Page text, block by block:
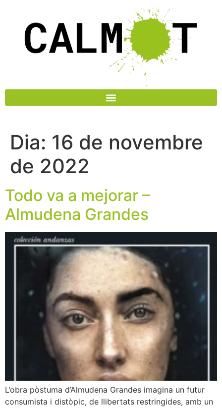
Dia: 16 de novembre
de 2022
Todo va a mejorar –
Almudena Grandes
L’obra pòstuma d’Almudena Grandes imagina un futur
consumista i distòpic, de llibertats restringides, amb un